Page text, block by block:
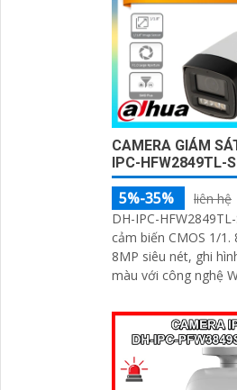
CAMERA GIÁM
IPC-HFW2849TL-
5%-35%
liên hệ
DH-IPC-
cảm biến CMOS 1/1.
8MP siêu nét, ghi
màu với công nghệ
HLC, BLC, chuẩn
ổn định ngoài trời